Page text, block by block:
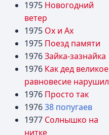
1975 Новогодний
ветер
1975 Ох и Ах
1975 Поезд памяти
1976Зайка-зазнайка
1976 Как дед великое
равновесие нарушил
1976 Просто так
197638 попугаев
1977 Солнышко на
нитке